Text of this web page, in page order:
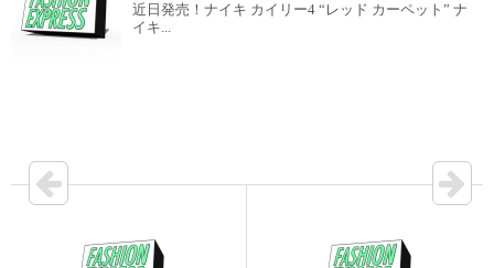
近日発売！ナイキ カイリー4 “レッド カーペット” ナ
イキ...